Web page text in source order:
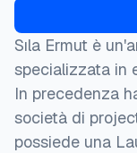
Sıla Ermut è
specializzata in
In precedenza
società di
possiede una